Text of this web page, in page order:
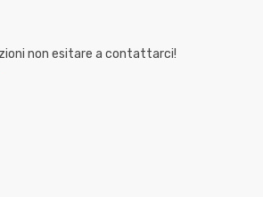
non esitare a contattarci!